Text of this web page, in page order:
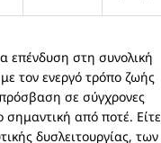
επένδυση στη συνολική
τον ενεργό τρόπο ζωής
σε σύγχρονες
σημαντική από ποτέ. Είτε
δυσλειτουργίας, των